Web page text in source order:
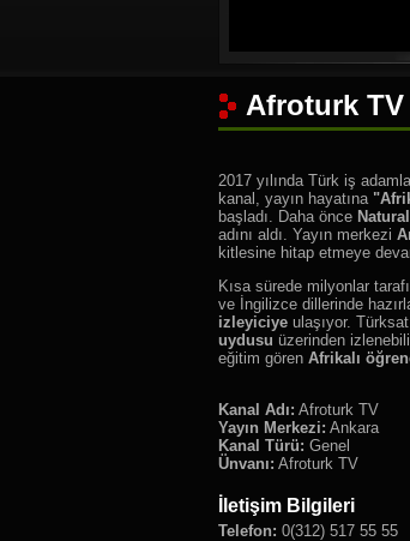
Afroturk TV
2017 yılında Türk iş
kanal, yayın hayatına
başladı. Daha önce
adını aldı. Yayın merkezi
kitlesine hitap etmeye
Kısa sürede milyonlar
ve İngilizce dillerinde
izleyiciye ulaşıyor.
uydusu üzerinden
eğitim gören Afrikalı
Kanal Adı: Afroturk TV
Yayın Merkezi: Ankara
Kanal Türü: Genel
Ünvanı: Afroturk TV
İletişim Bilgileri
Telefon: 0(312) 517 55 55